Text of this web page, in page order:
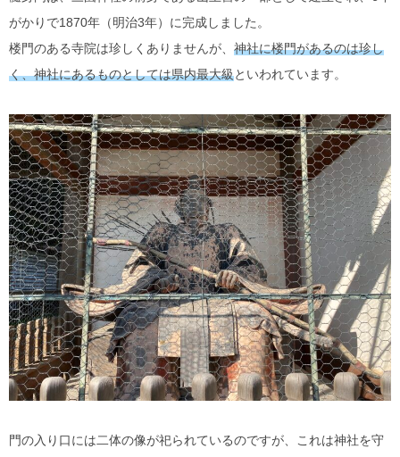
がかりで1870年（明治3年）に完成しました。
楼門のある寺院は珍しくありませんが、 神社に楼門があるのは珍し
く、神社にあるものとしては県内最大級といわれています。
門の入り口には二体の像が祀られているのですが、これは神社を守